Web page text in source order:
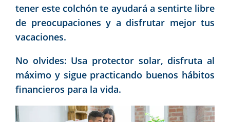
tener este colchón te ayudará a sentirte libre
de preocupaciones y a disfrutar mejor tus
vacaciones.
No olvides: Usa protector solar, disfruta al
máximo y sigue practicando buenos hábitos
financieros para la vida.